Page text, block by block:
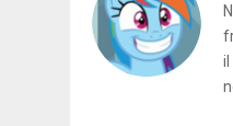
il